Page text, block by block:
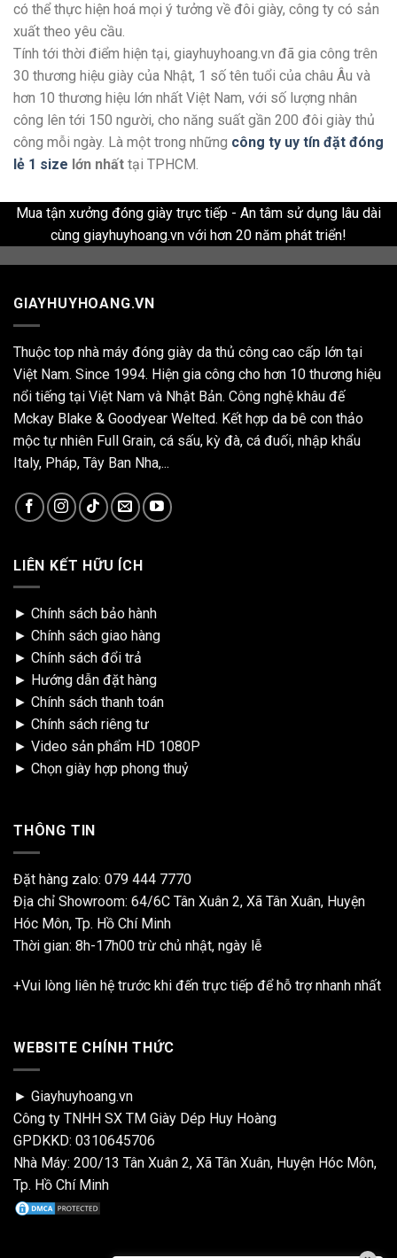
có thể thực hiện hoá mọi ý tưởng về đôi giày, công ty có sản
xuất theo yêu cầu.
Tính tới thời điểm hiện tại, giayhuyhoang.vn đã gia công trên
30 thương hiệu giày của Nhật, 1 số tên tuổi của châu Âu và
hơn 10 thương hiệu lớn nhất Việt Nam, với số lượng nhân
công lên tới 150 người, cho năng suất gần 200 đôi giày thủ
công mỗi ngày. Là một trong những công ty uy tín đặt đóng
lẻ 1 size lớn nhất tại TPHCM.
Mua tận xưởng đóng giày trực tiếp - An tâm sử dụng lâu dài
cùng giayhuyhoang.vn với hơn 20 năm phát triển!
GIAYHUYHOANG.VN
Thuộc top nhà máy đóng giày da thủ công cao cấp lớn tại
Việt Nam. Since 1994. Hiện gia công cho hơn 10 thương hiệu
nổi tiếng tại Việt Nam và Nhật Bản. Công nghệ khâu đế
Mckay Blake & Goodyear Welted. Kết hợp da bê con thảo
mộc tự nhiên Full Grain, cá sấu, kỳ đà, cá đuối, nhập khẩu
Italy, Pháp, Tây Ban Nha,...
LIÊN KẾT HỮU ÍCH
► Chính sách bảo hành
► Chính sách giao hàng
► Chính sách đổi trả
► Hướng dẫn đặt hàng
► Chính sách thanh toán
► Chính sách riêng tư
► Video sản phẩm HD 1080P
► Chọn giày hợp phong thuỷ
THÔNG TIN
Đặt hàng zalo: 079 444 7770
Địa chỉ Showroom: 64/6C Tân Xuân 2, Xã Tân Xuân, Huyện
Hóc Môn, Tp. Hồ Chí Minh
Thời gian: 8h-17h00 trừ chủ nhật, ngày lễ
+Vui lòng liên hệ trước khi đến trực tiếp để hỗ trợ nhanh nhất
WEBSITE CHÍNH THỨC
► Giayhuyhoang.vn
Công ty TNHH SX TM Giày Dép Huy Hoàng
GPDKKD: 0310645706
Nhà Máy: 200/13 Tân Xuân 2, Xã Tân Xuân, Huyện Hóc Môn,
Tp. Hồ Chí Minh